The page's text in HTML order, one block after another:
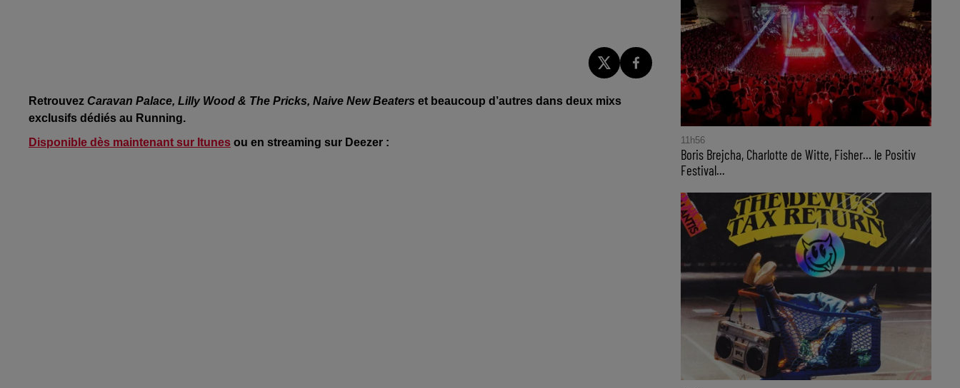
Retrouvez Caravan Palace, Lilly Wood & The Pricks, Naive New Beaters et beaucoup d’autres dans deux mixs
exclusifs dédiés au Running.
Disponible dès maintenant sur Itunes ou en streaming sur Deezer : 11h56
Boris Brejcha, Charlotte de Witte, Fisher… le Positiv
Festival...